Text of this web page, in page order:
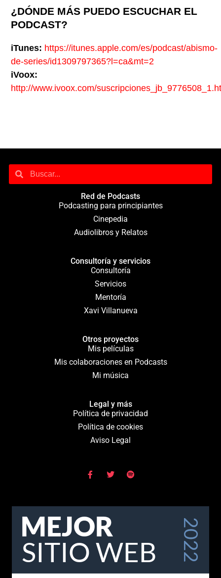
¿DÓNDE MÁS PUEDO ESCUCHAR EL
PODCAST?
iTunes: https://itunes.apple.com/es/podcast/abismo-
de-series/id1309797365?l=ca&mt=2
iVoox:
http://www.ivoox.com/
Red de Podcasts
Podcasting para principiantes
Cinepedia
Audiolibros y Relatos
Consultoría y servicios
Consultoría
Servicios
Mentoría
Xavi Villanueva
Otros proyectos
Mis películas
Mis colaboraciones en Podcasts
Mi música
Legal y más
Política de privacidad
Política de cookies
Aviso Legal